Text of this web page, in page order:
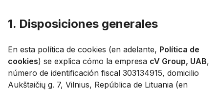
1. Disposiciones generales
En esta política de cookies (en adelante, Política de
cookies) se explica cómo la empresa cV Group, UAB,
número de identificación fiscal 303134915, domicilio
Aukštaičių g. 7, Vilnius, República de Lituania (en